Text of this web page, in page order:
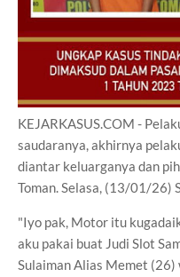
KEJARKASUS.COM -
saudaranya, akhirnya
diantar keluarganya dan
Toman. Selasa, (13/01/26)
"Iyo pak, Motor itu
aku pakai buat Judi Slot
Sulaiman Alias Memet (26)